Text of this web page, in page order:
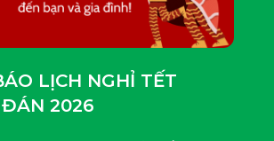
LỊCH NGHỈ TẾT
ĐÁN 2026